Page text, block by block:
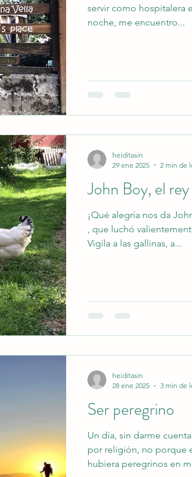
servir como hospitalera
noche, me encuentro...
John Boy, el
¡Qué alegría nos da
, que luchó
Vigila a las gallinas, a...
heiditasin
29 ene 2025
2 min de
Ser peregrino
Un día, sin darme
por religión, no porque
hubiera peregrinos en
heiditasin
28 ene 2025
3 min de